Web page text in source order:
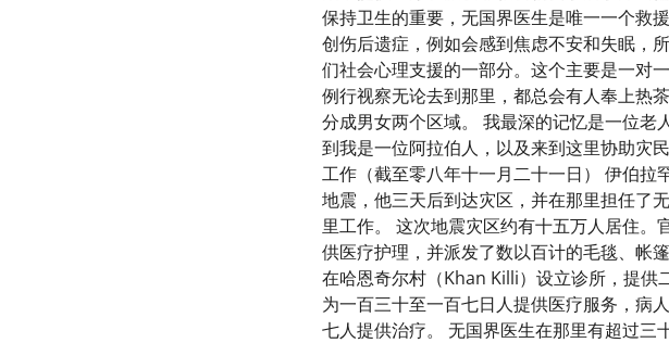
保持卫生的重要，无国界医生是唯一一个救
创伤后遗症，例如会感到焦虑不安和失眠，
们社会心理支援的一部分。这个主要是一对
例行视察无论去到那里，都总会有人奉上热
分成男女两个区域。 我最深的记忆是一位
到我是一位阿拉伯人，以及来到这里协助灾
工作（截至零八年十一月二十一日） 伊伯
地震，他三天后到达灾区，并在那里担任了
里工作。 这次地震灾区约有十五万人居住
供医疗护理，并派发了数以百计的毛毯、帐
在哈恩奇尔村（Khan Killi）设立诊所，提供
为一百三十至一百七日人提供医疗服务，病
七人提供治疗。 无国界医生在那里有超过三